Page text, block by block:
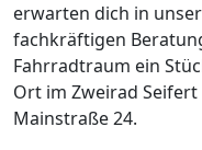
erwarten dich in
fachkräftigen
Fahrradtraum ein
Ort im Zweirad Seifert
Mainstraße 24.